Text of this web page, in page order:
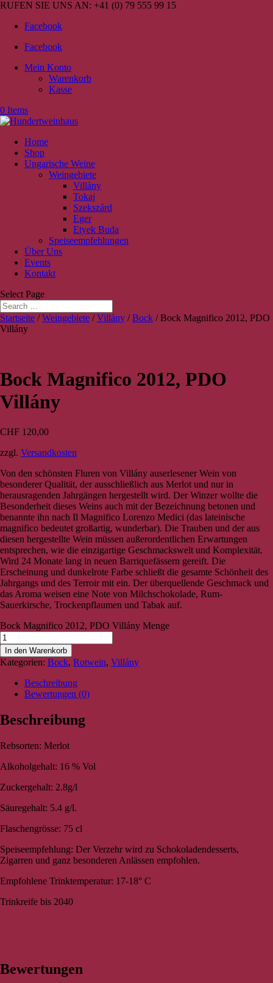
RUFEN SIE UNS AN: +41 (0) 79 555 99 15
Facebook
Facebook
Mein Konto
Warenkorb
Kasse
0 Items
Home
Shop
Ungarische Weine
Weingebiete
Villány
Tokaj
Szekszárd
Eger
Etyek Buda
Speiseempfehlungen
Über Uns
Events
Kontakt
Select Page
Startseite /Weingebiete /Villány /Bock / Bock Magnifico 2012, PDO
Villány
Bock Magnifico 2012, PDO
Villány
CHF 120,00
zzgl. Versandkosten
Von den schönsten Fluren von Villány auserlesener Wein von
besonderer Qualität, der ausschließlich aus Merlot und nur in
herausragenden Jahrgängen hergestellt wird. Der Winzer wollte die
Besonderheit dieses Weins auch mit der Bezeichnung betonen und
benannte ihn nach Il Magnifico Lorenzo Medici (das lateinische
magnifico bedeutet großartig, wunderbar). Die Trauben und der aus
diesen hergestellte Wein müssen außerordentlichen Erwartungen
entsprechen, wie die einzigartige Geschmackswelt und Komplexität.
Wird 24 Monate lang in neuen Barriquefässern gereift. Die
Erscheinung und dunkelrote Farbe schließt die gesamte Schönheit des
Jahrgangs und des Terroir mit ein. Der überquellende Geschmack und
das Aroma weisen eine Note von Milchschokolade, Rum-
Sauerkirsche, Trockenpflaumen und Tabak auf.
Bock Magnifico 2012, PDO Villány Menge
In den Warenkorb
Kategorien: Bock, Rotwein, Villány
Beschreibung
Bewertungen (0)
Beschreibung
Rebsorten: Merlot
Alkoholgehalt: 16 % Vol
Zuckergehalt: 2.8g/l
Säuregehalt: 5.4 g/l.
Flaschengrösse: 75 cl
Speiseempfehlung: Der Verzehr wird zu Schokoladendesserts,
Zigarren und ganz besonderen Anlässen empfohlen.
Empfohlene Trinktemperatur: 17-18° C
Trinkreife bis 2040
Bewertungen